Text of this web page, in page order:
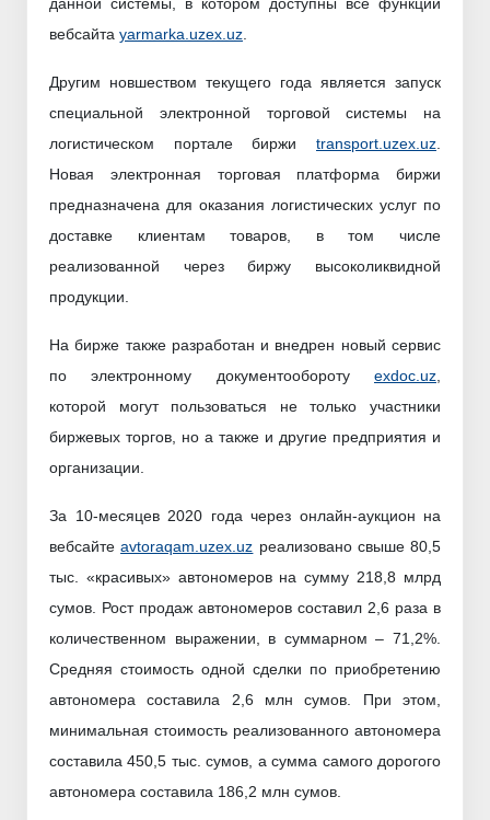
вебсайта yarmarka.uzex.uz
Другим новшеством текущего года является запуск
специальной электронной торговой системы на
логистическом портале биржи transport.uzex.uz
Новая электронная торговая платформа биржи
предназначена для оказания логистических услуг по
доставке клиентам товаров, в том числе
реализованной через биржу высоколиквидной
продукции.
На бирже также разработан и внедрен новый сервис
по электронному документообороту exdoc.uz
которой могут пользоваться не только участники
биржевых торгов, но а также и другие предприятия и
организации.
За 10-месяцев 2020 года через онлайн-аукцион на
вебсайтеavtoraqam.uzex.uz реализовано свыше 80,5
тыс. «красивых» автономеров на сумму 218,8 млрд
сумов. Рост продаж автономеров составил 2,6 раза в
количественном выражении, в суммарном – 71,2%.
Средняя стоимость одной сделки по приобретению
автономера составила 2,6 млн сумов. При этом,
минимальная стоимость реализованного автономера
составила 450,5 тыс. сумов, а сумма самого дорогого
автономера составила 186,2 млн сумов.